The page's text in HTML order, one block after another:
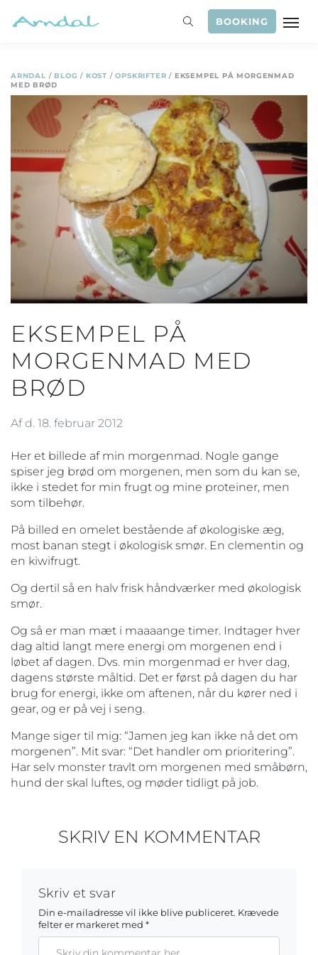
BOOKING
ARNDAL / BLOG / KOST /OPSKRIFTER / EKSEMPEL PÅ MORGENMAD
MED BRØD
EKSEMPEL PÅ
MORGENMAD MED
BRØD
Af d. 18. februar 2012
Her et billede af min morgenmad. Nogle gange
spiser jeg brød om morgenen, men som du kan se,
ikke i stedet for min frugt og mine proteiner, men
som tilbehør.
På billed en omelet bestående af økologiske æg,
most banan stegt i økologisk smør. En clementin og
en kiwifrugt.
Og dertil så en halv frisk håndværker med økologisk
smør.
Og så er man mæt i maaaange timer. Indtager hver
dag altid langt mere energi om morgenen end i
løbet af dagen. Dvs. min morgenmad er hver dag,
dagens største måltid. Det er først på dagen du har
brug for energi, ikke om aftenen, når du kører ned i
gear, og er på vej i seng.
Mange siger til mig: “Jamen jeg kan ikke nå det om
morgenen”. Mit svar: “Det handler om prioritering”.
Har selv monster travlt om morgenen med småbørn,
hund der skal luftes, og møder tidligt på job.
SKRIV EN KOMMENTAR
Skriv et svar
Din e-mailadresse vil ikke blive publiceret. Krævede
felter er markeret med *